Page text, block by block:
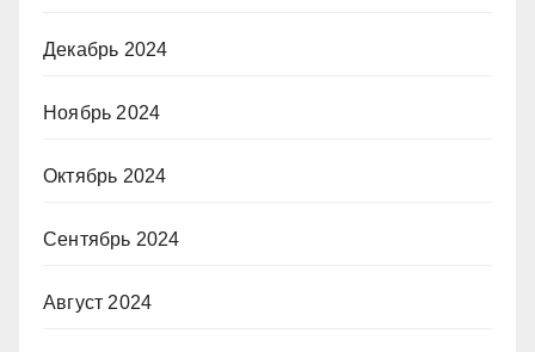
Декабрь 2024
Ноябрь 2024
Октябрь 2024
Сентябрь 2024
Август 2024